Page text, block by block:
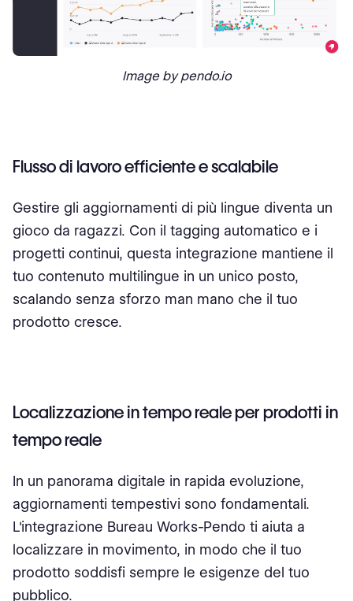
Image by pendo.io
Flusso di lavoro efficiente e scalabile
Gestire gli aggiornamenti di più lingue diventa un
gioco da ragazzi. Con il tagging automatico e i
progetti continui, questa integrazione mantiene il
tuo contenuto multilingue in un unico posto,
scalando senza sforzo man mano che il tuo
prodotto cresce.
Localizzazione in tempo reale per prodotti in
tempo reale
In un panorama digitale in rapida evoluzione,
aggiornamenti tempestivi sono fondamentali.
L'integrazione Bureau Works-Pendo ti aiuta a
localizzare in movimento, in modo che il tuo
prodotto soddisfi sempre le esigenze del tuo
pubblico.